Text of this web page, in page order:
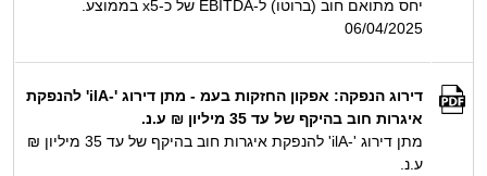
יחס מתואם חוב (ברוטו) ל-EBITDA של כ-x5 בממוצע.
06/04/2025
דירוג הנפקה: אפקון החזקות בעמ - מתן דירוג '-ilA' להנפקת
איגרות חוב בהיקף של עד 35 מיליון ₪ ע.נ.
מתן דירוג '-ilA' להנפקת איגרות חוב בהיקף של עד 35 מיליון ₪
ע.נ.